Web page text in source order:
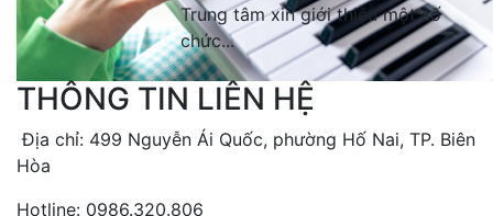
Trung tâm xin giới thiệu một số
chức...
THÔNG TIN LIÊN HỆ
Địa chỉ: 499 Nguyễn Ái Quốc, phường Hố Nai, TP. Biên
Hòa
Hotline: 0986.320.806